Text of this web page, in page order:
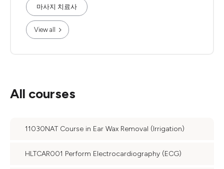
마사지 치료사
View all
All courses
11030NAT Course in Ear Wax Removal (Irrigation)
HLTCAR001 Perform Electrocardiography (ECG)